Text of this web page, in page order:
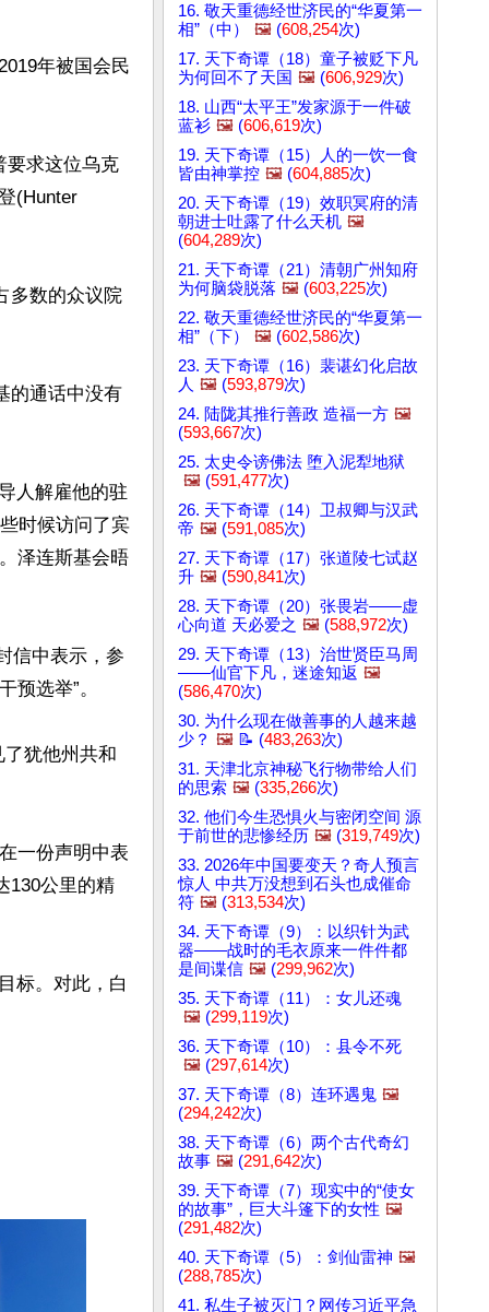
年被国会民
要求这位乌克
(Hunter
多数的众议院
的通话中没有
人解雇他的驻
时候访问了宾
泽连斯基会晤
信中表示，参
预选举”。
了犹他州共和
一份声明中表
130公里的精
标。对此，白
16. 敬天重德经世济民的“华夏第一
相”（中）
🖼️ (608,254次)
17. 天下奇谭（18）童子被贬下凡
为何回不了天国 🖼️ (606,929次)
18. 山西“太平王”发家源于一件破
蓝衫 🖼️ (606,619次)
19. 天下奇谭（15）人的一饮一食
皆由神掌控 🖼️ (604,885次)
20. 天下奇谭（19）效职冥府的清
朝进士吐露了什么天机 🖼️
(604,289次)
21. 天下奇谭（21）清朝广州知府
为何脑袋脱落 🖼️ (603,225次)
22. 敬天重德经世济民的“华夏第一
相”（下）
🖼️ (602,586次)
23. 天下奇谭（16）裴谌幻化启故
人 🖼️ (593,879次)
24. 陆陇其推行善政 造福一方 🖼️
(593,667次)
25. 太史令谤佛法 堕入泥犁地狱
🖼️ (591,477次)
26. 天下奇谭（14）卫叔卿与汉武
帝 🖼️ (591,085次)
27. 天下奇谭（17）张道陵七试赵
升 🖼️ (590,841次)
28. 天下奇谭（20）张畏岩——虚
心向道 天必爱之 🖼️ (588,972次)
29. 天下奇谭（13）治世贤臣马周
——仙官下凡，迷途知返 🖼️
(586,470次)
30. 为什么现在做善事的人越来越
少？ 🖼️ 📝 (483,263次)
31. 天津北京神秘飞行物带给人们
的思索 🖼️ (335,266次)
32. 他们今生恐惧火与密闭空间 源
于前世的悲惨经历 🖼️ (319,749次)
33. 2026年中国要变天？奇人预言
惊人 中共万没想到石头也成催命
符 🖼️ (313,534次)
34. 天下奇谭（9）：以织针为武
器——战时的毛衣原来一件件都
是间谍信 🖼️ (299,962次)
35. 天下奇谭（11）：女儿还魂
🖼️ (299,119次)
36. 天下奇谭（10）：县令不死
🖼️ (297,614次)
37. 天下奇谭（8）连环遇鬼 🖼️
(294,242次)
38. 天下奇谭（6）两个古代奇幻
故事 🖼️ (291,642次)
39. 天下奇谭（7）现实中的“使女
的故事”，巨大斗篷下的女性 🖼️
(291,482次)
40. 天下奇谭（5）：剑仙雷神 🖼️
(288,785次)
41. 私生子被灭门？网传习近平急